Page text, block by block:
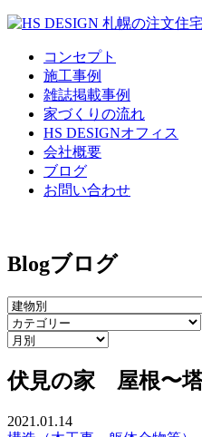
コンセプト
施工事例
雑誌掲載事例
家づくりの流れ
HS DESIGNオフィス
会社概要
ブログ
お問い合わせ
Blogブログ
伏見の家 屋根〜
2021.01.14